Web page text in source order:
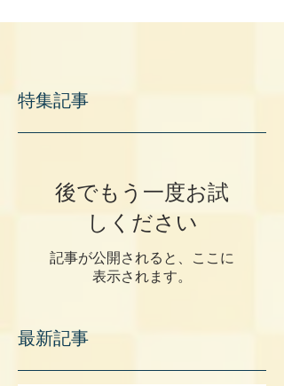
特集記事
後でもう一度お試
しください
記事が公開されると、ここに
表示されます。
最新記事